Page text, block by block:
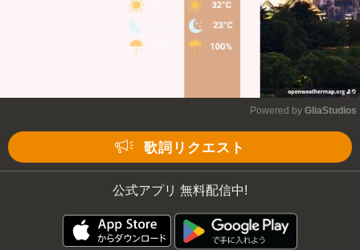
Powered by GliaStudios
歌詞リクエスト
公式アプリ 無料配信中!